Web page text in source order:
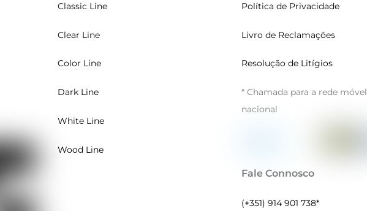
Classic Line
Clear Line
Color Line
Dark Line
White Line
Wood Line
Política de Privacidade
Livro de Reclamações
Resolução de Litígios
* Chamada para a rede móvel
nacional
Fale Connosco
(+351) 914 901 738*